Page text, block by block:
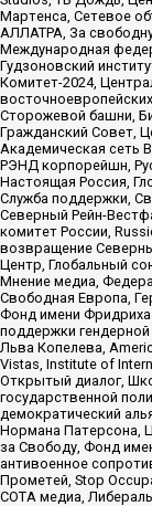
Мартенса, Сетевое
АЛЛАТРА, За
Международная
Гудзоновский
Комитет-2024,
Сторожевой башни,
Гражданский Совет,
Академическая сеть
РЭНД корпорейшн,
Настоящая Россия,
Служба поддержки,
Северный Рейн-
комитет России,
возвращение
Центр, Глобальный
Мнение медиа,
Свободная Европа,
Фонд имени Фридриха
поддержки
Льва Копелева,
Vistas, Institute of
Открытый диалог,
государственной
демократический
Нормана Патерсона,
за Свободу, Фонд
антивоенное
Прометей, Stop
СОТА медиа,